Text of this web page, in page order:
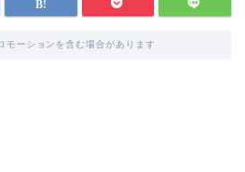
モーションを含む場合があります